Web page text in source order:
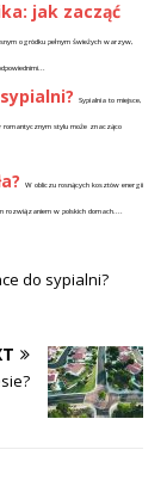
jak zacząć
ogródku pełnym świeżych warzyw,
Sypialnia to miejsce,
romantycznym stylu może znacząco
W obliczu rosnących kosztów energii
w polskich domach....
do sypialni?